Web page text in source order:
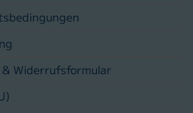
Widerrufsformular